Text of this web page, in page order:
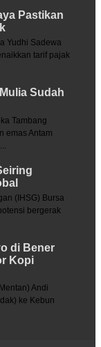
Pastikan
Yudhi Sadewa
tarif pajak
Sudah
Tambang
emas Antam
(IHSG) Bursa
bergerak
di Bener
Kopi
Andi
ke Kebun